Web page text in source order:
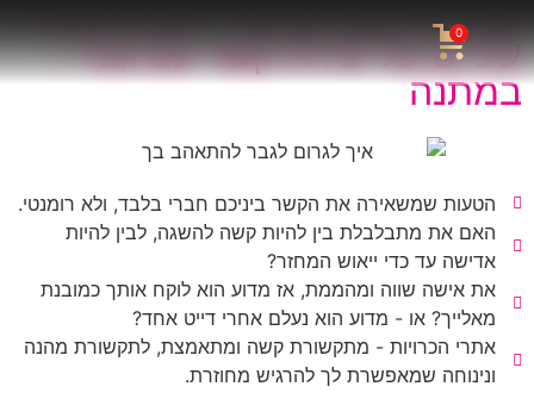
0
קבלי ארבעה שיעורי חובה פוקחי
עיניים על יצירת קשר עם גבר -
במתנה
הטעות שמשאירה את הקשר ביניכם חברי בלבד, ולא רומנטי.
האם את מתבלבלת בין להיות קשה להשגה, לבין להיות
אדישה עד כדי ייאוש המחזר?
את אישה שווה ומהממת, אז מדוע הוא לוקח אותך כמובנת
מאלייך? או - מדוע הוא נעלם אחרי דייט אחד?
אתרי הכרויות - מתקשורת קשה ומתאמצת, לתקשורת מהנה
ונינוחה שמאפשרת לך להרגיש מחוזרת.